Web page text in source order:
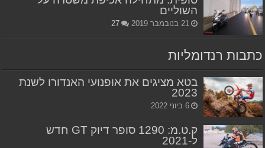
השוליים
21 בנובמבר 2019 27
כתבות רנדומליות
בטא מציגים את אופנועי האנדורו לשנת
2023
6 ביוני 2022
ק.ט.מ: 1290 סופר דיוק GT חדש
ל-2021